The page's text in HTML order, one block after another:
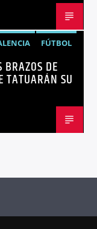
FÚTBOL
DE
TATUARÁN SU